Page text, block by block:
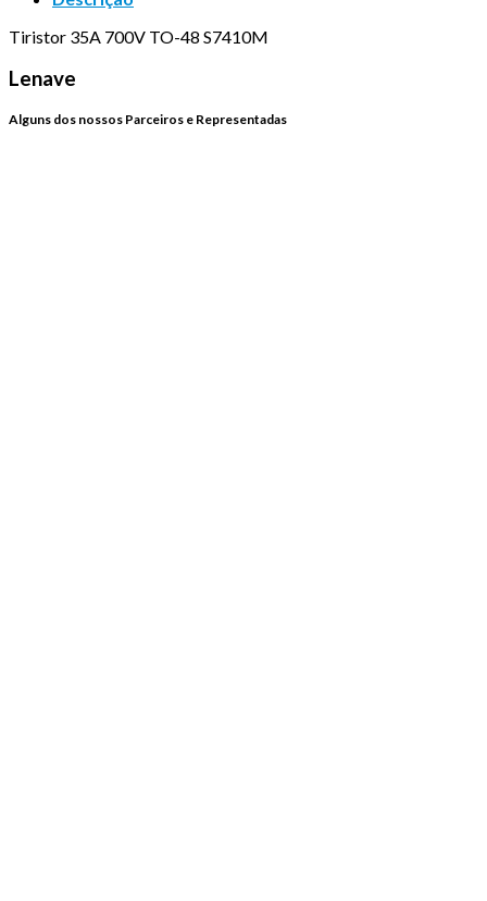
Tiristor 35A 700V TO-48 S7410M
Lenave
Alguns dos nossos Parceiros e Representadas